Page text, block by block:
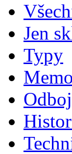
Jen
Typy
Odboj